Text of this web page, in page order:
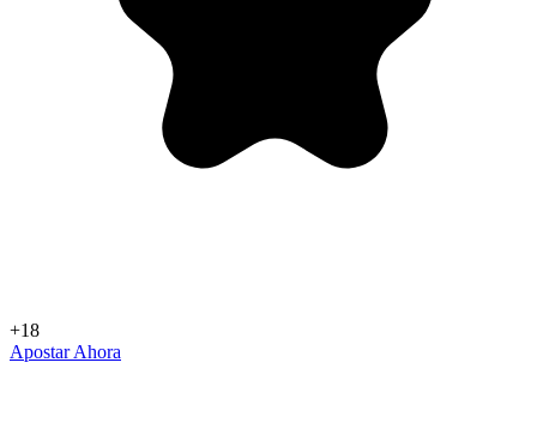
+18
Apostar Ahora